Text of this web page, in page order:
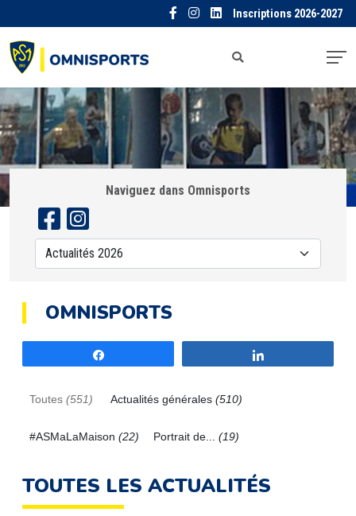
Inscriptions 2026-2027
Naviguez dans Omnisports
OMNISPORTS
Toutes (551) Actualités générales (510)
#ASMaLaMaison (22) Portrait de... (19)
TOUTES LES ACTUALITÉS